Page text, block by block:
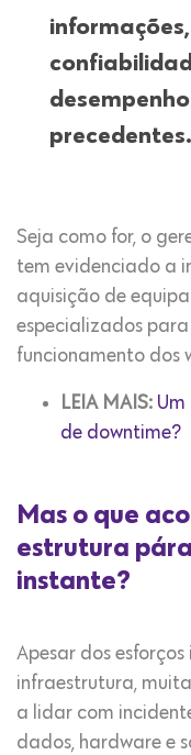
precedentes.
Seja como for, o
tem evidenciado a
aquisição de
especializados
funcionamento dos
LEIA MAIS:
de downtime?
Mas o que
estrutura
instante?
Apesar dos
infraestrutura,
a lidar com
dados, hardware e